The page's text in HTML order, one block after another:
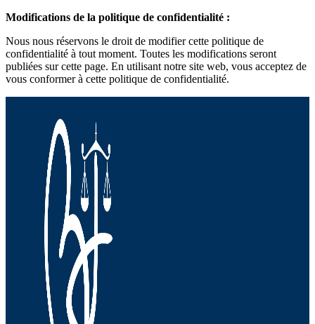
Modifications de la politique de confidentialité :
Nous nous réservons le droit de modifier cette politique de
confidentialité à tout moment. Toutes les modifications seront
publiées sur cette page. En utilisant notre site web, vous acceptez de
vous conformer à cette politique de confidentialité.